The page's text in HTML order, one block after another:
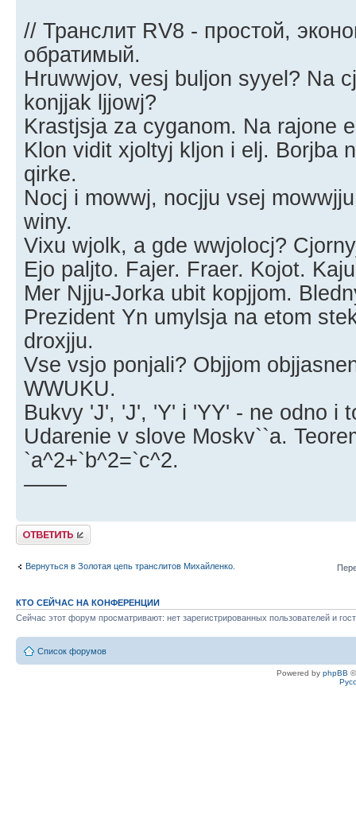
// Транслит RV8 - простой,
обратимый.
Hruwwjov, vesj buljon syyel? Na
konjjak ljjowj?
Krastjsja za cyganom. Na rajone
Klon vidit xjoltyj kljon i elj. Borjba
qirke.
Nocj i mowwj, nocjju vsej
winy.
Vixu wjolk, a gde wwjolocj?
Ejo paljto. Fajer. Fraer. Kojot.
Mer Njju-Jorka ubit kopjjom.
Prezident Yn umylsja na etom
droxjju.
Vse vsjo ponjali? Objjom
WWUKU.
Bukvy 'J', 'J', 'Y' i 'YY' - ne odno i
Udarenie v slove Moskv``a.
`a^2+`b^2=`c^2.
——
Ответить
Вернуться в Золотая цепь транслитов Михайленко.
КТО СЕЙЧАС НА КОНФЕРЕНЦИИ
Сейчас этот форум просматривают: нет зарегистрированных пользователей и
Список форумов
Powered by phpBB